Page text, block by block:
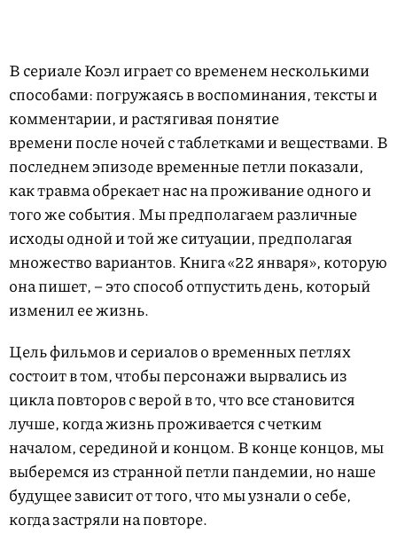
В сериале Коэл играет со временем несколькими
способами: погружаясь в воспоминания, тексты и
комментарии, и растягивая понятие
времени после ночей с таблетками и веществами. В
последнем эпизоде временные петли показали,
как травма обрекает нас на проживание одного и
того же события. Мы предполагаем различные
исходы одной и той же ситуации, предполагая
множество вариантов. Книга «22 января», которую
она пишет, – это способ отпустить день, который
изменил ее жизнь.
Цель фильмов и сериалов о временных петлях
состоит в том, чтобы персонажи вырвались из
цикла повторов с верой в то, что все становится
лучше, когда жизнь проживается с четким
началом, серединой и концом. В конце концов, мы
выберемся из странной петли пандемии, но наше
будущее зависит от того, что мы узнали о себе,
когда застряли на повторе.